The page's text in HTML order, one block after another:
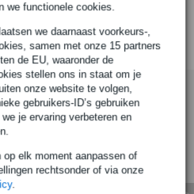
we functionele cookies.
we daarnaast voorkeurs-,
samen met onze 15 partners
de EU, waaronder de
stellen ons in staat om je
onze website te volgen,
gebruikers-ID’s gebruiken
je ervaring verbeteren en
elk moment aanpassen of
rechtsonder of via onze
.